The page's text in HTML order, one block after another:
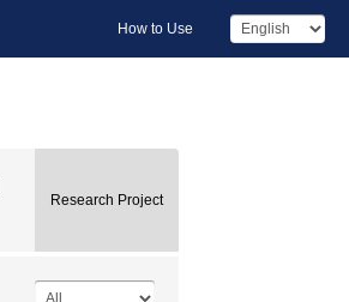
How to Use
Research Project